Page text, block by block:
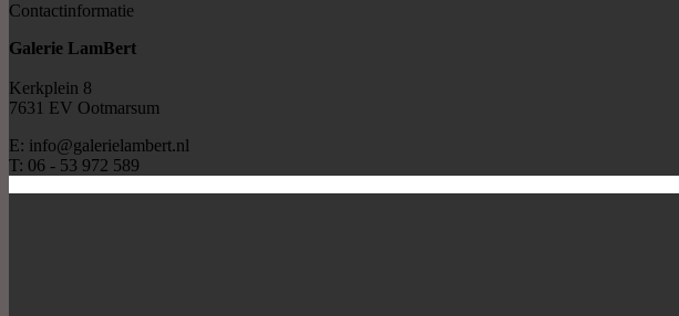
Contactinformatie
Galerie LamBert
Kerkplein 8
7631 EV Ootmarsum
E: info@galerielambert.nl
T: 06 - 53 972 589